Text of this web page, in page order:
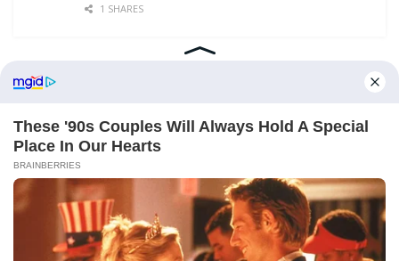
1 SHARES
Home Tentang Kontak Redaksi Pedoman Media Siber
©2026 Prosesnews.id. All Rights Reserved.